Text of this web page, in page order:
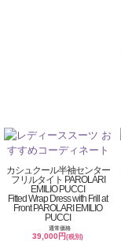
カシュクール半袖センター
フリルタイト PAROLARI
EMILIO PUCCI
Fitted Wrap Dress with Frill at
Front PAROLARI EMILIO
PUCCI
通常価格
39,000円(税別)